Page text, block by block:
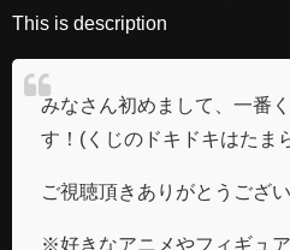
This is description
みなさん初めまして、一番
す！(くじのドキドキはたま
ご視聴頂きありがとうござい
※好きなアニメやフィギュ